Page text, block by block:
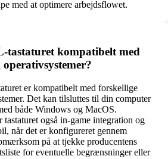
med at optimere arbejdsflowet.
tastaturet kompatibelt med
er kompatibelt med forskellige
Det kan tilsluttes til din computer
både Windows og MacOS.
tastaturet også in-game integration og
når det er konfigureret gennem
på at tjekke producentens
for eventuelle begrænsninger eller